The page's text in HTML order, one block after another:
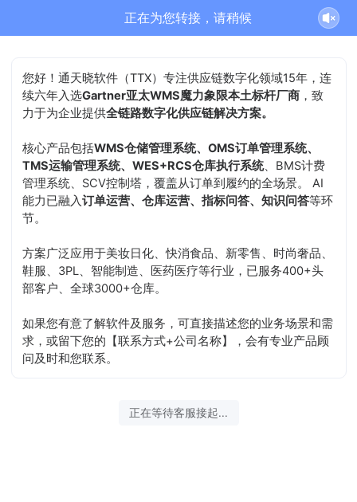
通天晓-售前客服正在为您服务
您好！通天晓软件（TTX）专注供应链数字化领域15年，连
续六年入选Gartner亚太WMS魔力象限本土标杆厂商 ，致
力于为企业提供全链路数字化供应链解决方案。
核心产品包括WMS仓储管理系统、OMS订单管理系统、
TMS运输管理系统、WES+RCS仓库执行系统、BMS计费
管理系统、SCV控制塔，覆盖从订单到履约的全场景。 AI
能力已融入订单运营、仓库运营、指标问答、知识问答等环
节。
方案广泛应用于美妆日化、快消食品、新零售、时尚奢品、
鞋服、3PL、智能制造、医药医疗等行业，已服务400+头
部客户、全球3000+仓库。
如果您有意了解软件及服务，可直接描述您的业务场景和需
求，或留下您的【联系方式+公司名称】，会有专业产品顾
问及时和您联系。
2026-08-07 17:40:43 开始沟通